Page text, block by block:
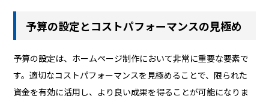
予算の設定とコストパフォーマンスの見極め
予算の設定は、ホームページ制作において非常に重要な要素で
す。適切なコストパフォーマンスを見極めることで、限られた
資金を有効に活用し、より良い成果を得ることが可能になりま